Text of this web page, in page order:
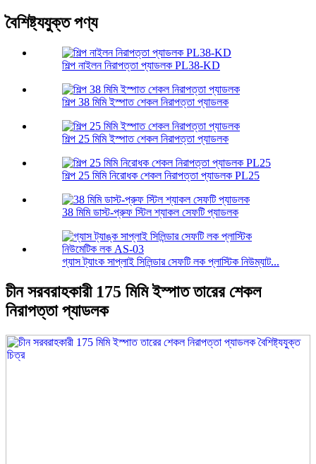
বৈশিষ্ট্যযুক্ত পণ্য
শিল্প নাইলন নিরাপত্তা প্যাডলক PL38-KD
শিল্প 38 মিমি ইস্পাত শেকল নিরাপত্তা প্যাডলক
শিল্প 25 মিমি ইস্পাত শেকল নিরাপত্তা প্যাডলক
শিল্প 25 মিমি নিরোধক শেকল নিরাপত্তা প্যাডলক PL25
38 মিমি ডাস্ট-প্রুফ স্টিল শ্যাকল সেফটি প্যাডলক
গ্যাস ট্যাংক সাপ্লাই সিলিন্ডার সেফটি লক প্লাস্টিক নিউম্যাট...
চীন সরবরাহকারী 175 মিমি ইস্পাত তারের শেকল
নিরাপত্তা প্যাডলক